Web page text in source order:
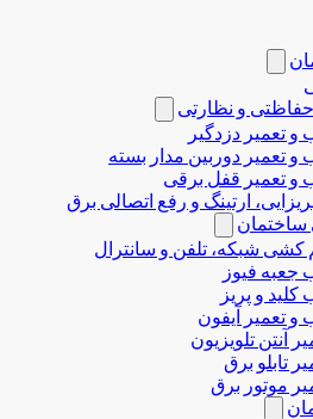
و نظارتی
تعمیر دزدگیر
تعمیر دوربین مدار بسته
و تعمیر قفل برقی
ارتینگ و رفع اتصالی برق
کشی شبکه، تلفن و سانترال
جعبه فیوز
و پریز
و تعمیر آیفون
آنتن تلویزیون
تابلو برق
موتور برق